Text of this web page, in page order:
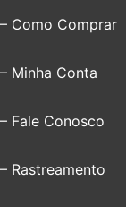
– Como Comprar
– Minha Conta
– Fale Conosco
– Rastreamento